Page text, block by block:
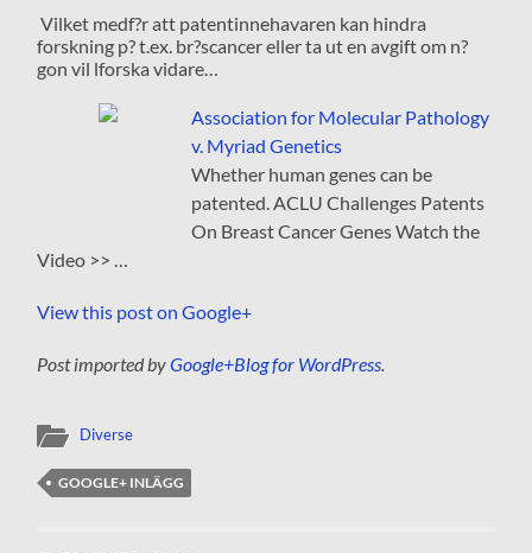
Vilket medf?r att patentinnehavaren kan hindra
forskning p? t.ex. br?scancer eller ta ut en avgift om n?
gon vil lforska vidare…
Association for Molecular Pathology
v. Myriad Genetics
Whether human genes can be
patented. ACLU Challenges Patents
On Breast Cancer Genes Watch the
Video >> …
View this post on Google+
Post imported byGoogle+Blog for WordPress
Diverse
GOOGLE+ INLÄGG